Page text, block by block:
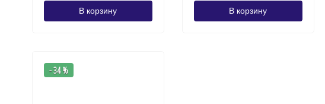
В корзину В корзину
- 34 %